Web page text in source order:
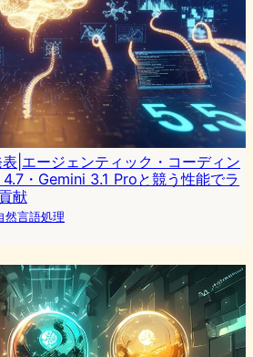
|エージェンティック・コーディン
・Gemini 3.1 Proと競う性能でラ
献
然言語処理